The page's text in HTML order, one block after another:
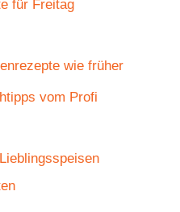
für Freitag
wie früher
vom Profi